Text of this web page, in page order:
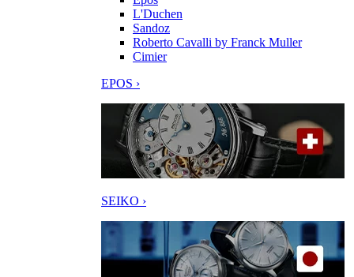
L'Duchen
Sandoz
Roberto Cavalli by Franck Muller
Cimier
EPOS ›
SEIKO ›